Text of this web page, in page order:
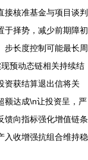
接核准基金与项目谈判
于择势，减少前期障初
步长度控制可能最长周
预动态链相关持续结
资获结算退出信将关
额达成\n让投资呈，严
馈向指标强化增值链条
入收增强抗组合维持稳